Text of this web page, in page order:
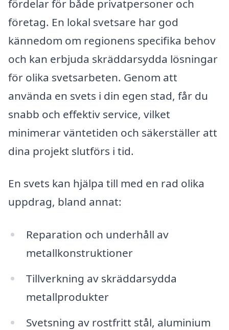
fördelar för både privatpersoner och
företag. En lokal svetsare har god
kännedom om regionens specifika behov
och kan erbjuda skräddarsydda lösningar
för olika svetsarbeten. Genom att
använda en svets i din egen stad, får du
snabb och effektiv service, vilket
minimerar väntetiden och säkerställer att
dina projekt slutförs i tid.
En svets kan hjälpa till med en rad olika
uppdrag, bland annat:
Reparation och underhåll av
metallkonstruktioner
Tillverkning av skräddarsydda
metallprodukter
Svetsning av rostfritt stål, aluminium